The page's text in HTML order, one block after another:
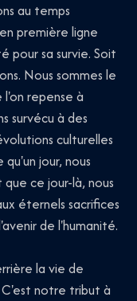
au temps
première ligne
pour sa survie. Soit
Nous sommes le
repense à
survécu à des
culturelles
jour, nous
ce jour-là, nous
éternels sacrifices
de l'humanité.
la vie de
C'est notre tribut à